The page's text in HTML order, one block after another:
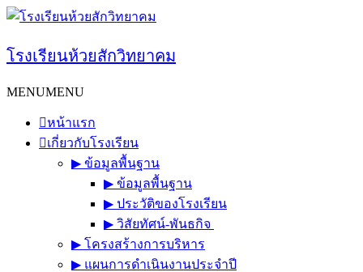
Skip
โรงเรียนห้วยสักวิทยาคม
MENUMENU
หน้าแรก
เกี่ยวกับโรงเรียน
▶︎ ข้อมูลพื้นฐาน
▶︎ ข้อมูลพื้นฐาน
▶︎ ประวัติของโรงเรียน
▶︎ วิสัยทัศน์-พันธกิจ
▶︎ โครงสร้างการบริหาร
▶︎ แผนการดำเนินงานประจำปี